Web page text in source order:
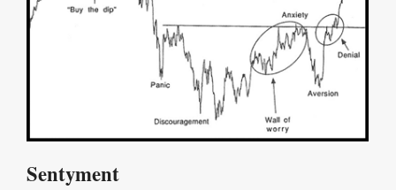
Sentyment